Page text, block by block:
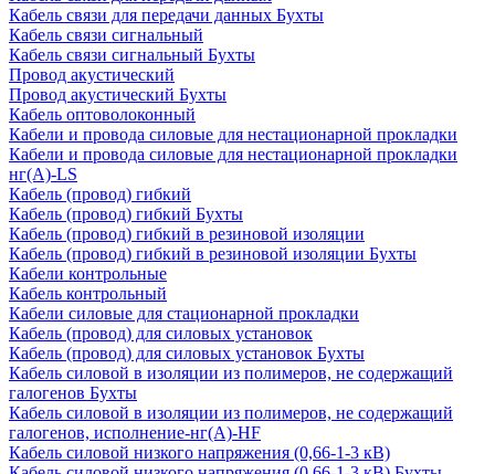
Кабель связи для передачи данных Бухты
Кабель связи сигнальный
Кабель связи сигнальный Бухты
Провод акустический
Провод акустический Бухты
Кабель оптоволоконный
Кабели и провода силовые для нестационарной прокладки
Кабели и провода силовые для нестационарной прокладки
нг(А)-LS
Кабель (провод) гибкий
Кабель (провод) гибкий Бухты
Кабель (провод) гибкий в резиновой изоляции
Кабель (провод) гибкий в резиновой изоляции Бухты
Кабели контрольные
Кабель контрольный
Кабели силовые для стационарной прокладки
Кабель (провод) для силовых установок
Кабель (провод) для силовых установок Бухты
Кабель силовой в изоляции из полимеров, не содержащий
галогенов Бухты
Кабель силовой в изоляции из полимеров, не содержащий
галогенов, исполнение-нг(А)-HF
Кабель силовой низкого напряжения (0,66-1-3 кВ)